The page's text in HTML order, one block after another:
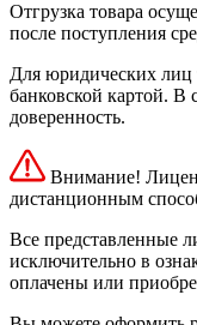
Отгрузка товара
после поступления
Для юридических лиц
банковской картой. В
доверенность.
Внимание!
дистанционным
Все представленные
исключительно в
оплачены или